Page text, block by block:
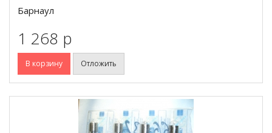
Барнаул
1 268 p
В корзину Отложить